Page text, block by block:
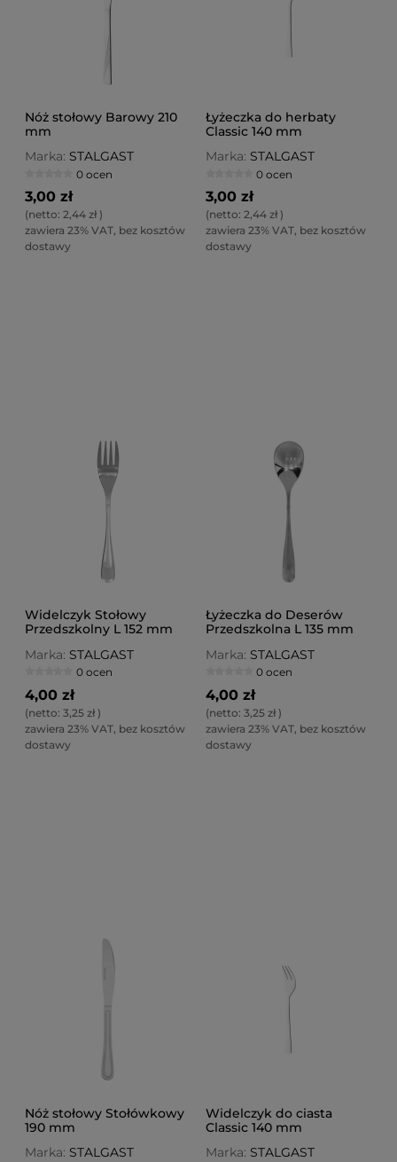
Nóż stołowy Barowy 210
mm
Marka: STALGAST
0 ocen
3,00 zł
(netto: 2,44 zł)
zawiera 23% VAT, bez kosztów
dostawy
Łyżeczka do herbaty
Classic 140 mm
Marka: STALGAST
0 ocen
3,00 zł
(netto: 2,44 zł)
zawiera 23% VAT, bez kosztów
dostawy
Widelczyk Stołowy
Przedszkolny L 152 mm
Marka: STALGAST
0 ocen
4,00 zł
(netto: 3,25 zł)
zawiera 23% VAT, bez kosztów
dostawy
Łyżeczka do Deserów
Przedszkolna L 135 mm
Marka: STALGAST
0 ocen
4,00 zł
(netto: 3,25 zł)
zawiera 23% VAT, bez kosztów
dostawy
Nóż stołowy Stołówkowy
190 mm
Marka: STALGAST
Widelczyk do ciasta
Classic 140 mm
Marka: STALGAST